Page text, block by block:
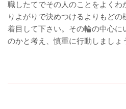
職したてでその人のことをよくわ
りよがりで決めつけるよりもどの
着目して下さい。その輪の中心に
のかと考え、慎重に行動しましょ